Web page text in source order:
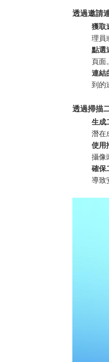
透過邀請
獲取
理員
點選
頁面
連結
到的
透過掃描
生成
潛在
使用
攝像
確保
導致